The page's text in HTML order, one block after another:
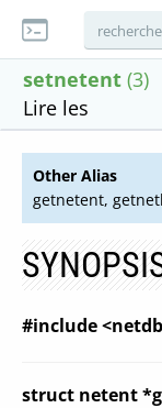
setnetent (3)
Lire les
Other Alias
getnetent,
#include
struct netent